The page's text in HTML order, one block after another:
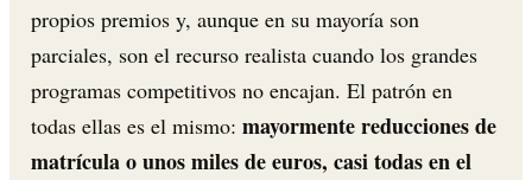
propios premios y, aunque en su mayoría son
parciales, son el recurso realista cuando los grandes
programas competitivos no encajan. El patrón en
todas ellas es el mismo: mayormente reducciones de
matrícula o unos miles de euros, casi todas en el